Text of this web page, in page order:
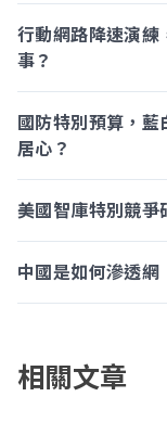
行動網路降速演練
事？
國防特別預算，
居心？
美國智庫特別競爭
中國是如何滲透網
相關文章